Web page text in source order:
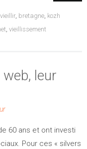
, bretagne, kozh
, vieillissement
leur
60 ans et ont investi
Pour ces « silvers